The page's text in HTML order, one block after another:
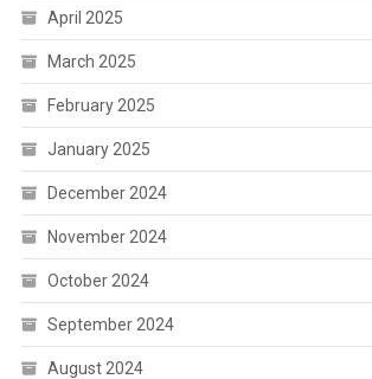
April 2025
March 2025
February 2025
January 2025
December 2024
November 2024
October 2024
September 2024
August 2024